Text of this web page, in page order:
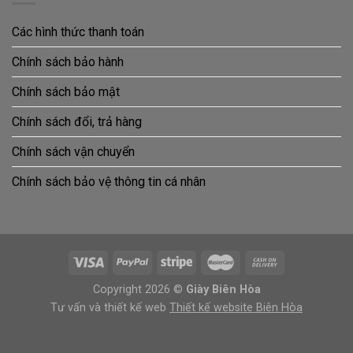
Các hình thức thanh toán
Chính sách bảo hành
Chính sách bảo mật
Chính sách đổi, trả hàng
Chính sách vận chuyển
Chính sách bảo vệ thông tin cá nhân
Copyright 2026 © Giày Biên Hòa
Tư vấn và thiết kế web Thiết kế website Biên Hòa